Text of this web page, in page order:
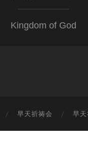
Kingdom of God
早天祈祷会 早